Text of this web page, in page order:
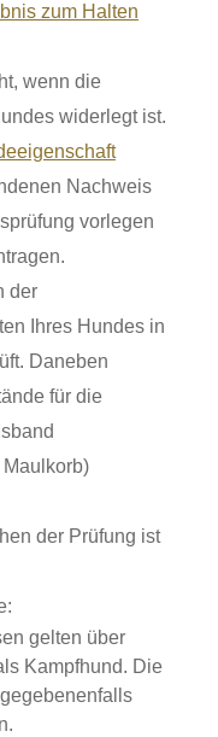
zum Halten
wenn die
widerlegt ist.
Nachweis
vorlegen
der
Ihres Hundes in
Daneben
für die
der Prüfung ist
gelten über
Kampfhund. Die